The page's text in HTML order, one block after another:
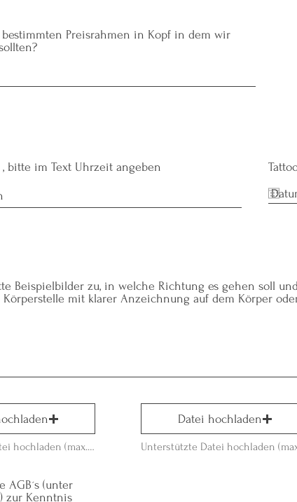
Preisrahmen in Kopf in dem wir
, bitte im Text Uhrzeit angeben
Beispielbilder zu, in welche Richtung es gehen soll
mit klarer Anzeichnung auf dem Körper
Unterstützte Datei hochladen (max. 15MB)
Datei hochladen
AGB´s (unter
zur Kenntnis